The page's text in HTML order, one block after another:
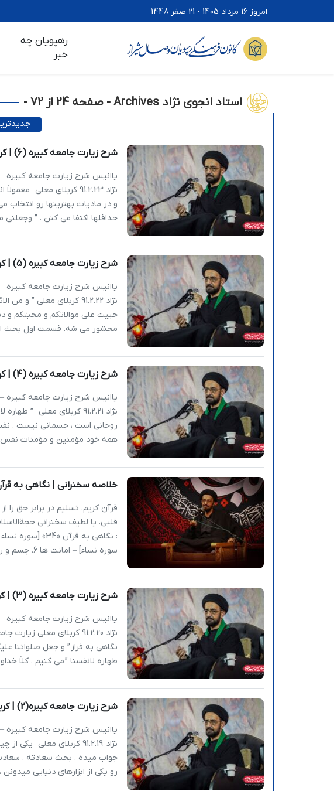
امروز 16 مرداد 1405 - 21 صفر 1448
رهپویان چه
خبر
استاد انجوی نژاد Archives - صفحه 24 از 72 -
شرح زیارت جامعه کبیره (6) | کربلای معلی – اردیبهشت 91
نژاد 91.2.23 کربلای
و در مادیات بهترینها رو
حداقلها اکتفا می کنن . ” وجعلنی
شرح زیارت جامعه کبیره (5) | کربلای معلی – اردیبهشت 91
نژاد 91.2.22 کربلای معلی ”
حییت علی موالاتکم و محبتکم و
محشور می شه. قسمت اول بحث
شرح زیارت جامعه کبیره (4) | کربلای معلی – اردیبهشت 91
نژاد 91.2.21 کربلای معلی
روحانی است ، جسمانی نیست .
همه خود مؤمنین و مؤمنات
خلاصه سخنرانی | نگاهی به قرآن «34» [سوره نساء «قسمت
قرآن کریم، تسلیم در برابر حق را
سوره نساء] – امانت ها 6. جسم و روح دنیا، یک دنیای […]
شرح زیارت جامعه کبیره (3) | کربلای معلی – اردیبهشت 91
نژاد 91.2.20 کربلای معلی
نگاهی به فراز ” و جعل صلواتنا
طهاره لانفسنا ” می کنیم . کلاً
شرح زیارت جامعه کبیره(2) | کربلای معلی – اردیبهشت 91
نژاد 91.2.19 کربلای معلی
جواب میده ، بحث سعادته .
رو یکی از ابزارهای دنیایی